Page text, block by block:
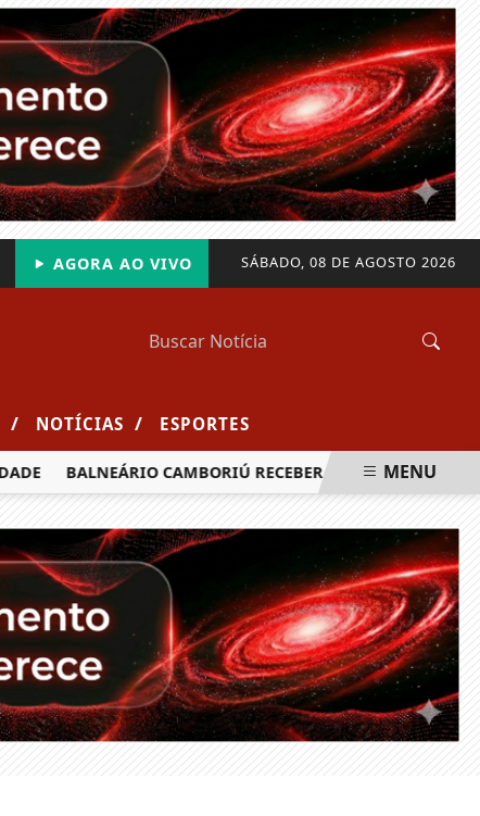
SÁBADO, 08 DE AGOSTO 2026
AGORA AO VIVO
/ NOTÍCIAS / ESPORTES
BALNEÁRIO CAMBORIÚ RECEBERÁ MAIS DE 120 MENU